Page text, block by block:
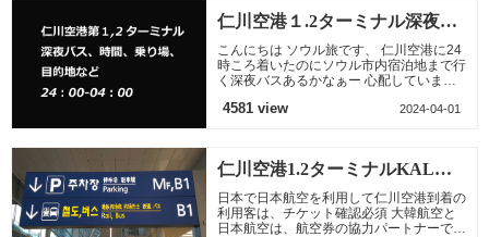
内を中心
ウルで
仁川空港１.2ターミナル深夜一
般バス
こんにちは ソウル旅です、 仁川空港に24
時ころ着いたのにソウル市内宿泊地まで行
く深夜バスあるかなぁー 心配しています
で行ってタクシーを
4581 view 2024-04-01
​ 仁川空港1.2ターミナルKALリ
ムジン深夜バス案内
日本で日本航空を利用して仁川空港到着の
利用客は、チケット確認必須 大韓航空と
日本航空は、航空券の協力パートナーで、